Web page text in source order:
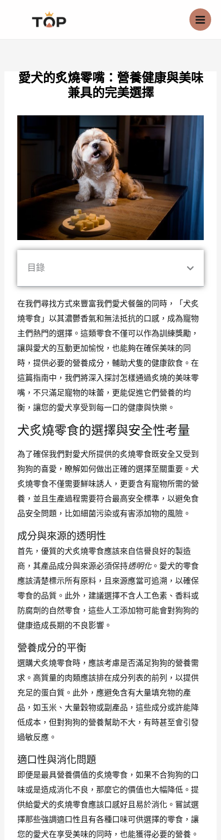
愛犬的炙燒零嘴：營養健康與美味
兼具的完美選擇
目錄
在我們尋找方式來豐富我們愛犬餐盤的同時，「犬炙
燒零食」以其濃鬱香氣和無法抵抗的口感，成為寵物
主們熱門的選擇。這類零食不僅可以作為訓練獎勵，
讓與愛犬的互動更加愉悅，也能夠在確保美味的同
時，提供必要的營養成分，輔助犬隻的健康飲食。在
這篇指南中，我們將深入探討怎樣通過炙燒的美味零
嘴，不只滿足寵物的味蕾，更能促進它們營養的均
衡，讓您的愛犬享受到每一口的健康與快樂。
犬炙燒零食的選擇與安全性考量
為了確保我們對愛犬所提供的炙燒零食既安全又受到
狗狗的喜愛，瞭解如何做出正確的選擇至關重要。犬
炙燒零食不僅需要鮮味誘人，更要含有寵物所需的營
養，並且生產過程需要符合最高安全標準，以避免食
品安全問題，比如細菌污染或有害添加物的風險。
成分與來源的透明性
首先，優質的犬炙燒零食應該來自信譽良好的製造
商，其產品成分與來源必須保持透明化。愛犬的零食
應該清楚標示所有原料，且來源應當可追溯，以確保
零食的品質。此外，建議選擇不含人工色素、香料或
防腐劑的自然零食，這些人工添加物可能會對狗狗的
健康造成長期的不良影響。
營養成分的平衡
選購犬炙燒零食時，應該考慮是否滿足狗狗的營養需
求。高質量的肉類應該排在成分列表的前列，以提供
充足的蛋白質。此外，應避免含有大量填充物的產
品，如玉米、大量穀物或副產品，這些成分或許能降
低成本，但對狗狗的營養幫助不大，有時甚至會引發
過敏反應。
適口性與消化問題
即便是最具營養價值的炙燒零食，如果不合狗狗的口
味或是造成消化不良，那麼它的價值也大幅降低。提
供給愛犬的炙燒零食應該口感好且易於消化。嘗試選
擇那些強調適口性且有各種口味可供選擇的零食，讓
您的愛犬在享受美味的同時，也能獲得必要的營養。